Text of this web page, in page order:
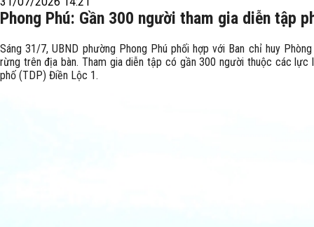
Phong Phú: Gần 300 người tham gia diễn tập
Sáng 31/7, UBND phường Phong Phú phối hợp với Ban chỉ huy
rừng trên địa bàn. Tham gia diễn tập có gần 300 người thuộc các
phố (TDP) Điền Lộc 1.